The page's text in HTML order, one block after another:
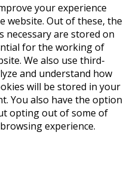
your experience
website. Out of these, the
necessary are stored on
for the working of
We also use third-
and understand how
will be stored in your
You also have the option
opting out of some of
experience.